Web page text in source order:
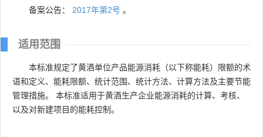
备案公告： 2017年第2号 。
适用范围
本标准规定了黄酒单位产品能源消耗（以下称能耗）限额的术
语和定义、能耗限额、统计范围、统计方法、计算方法及主要节能
管理措施。 本标准适用于黄酒生产企业能源消耗的计算、考核、
以及对新建项目的能耗控制。